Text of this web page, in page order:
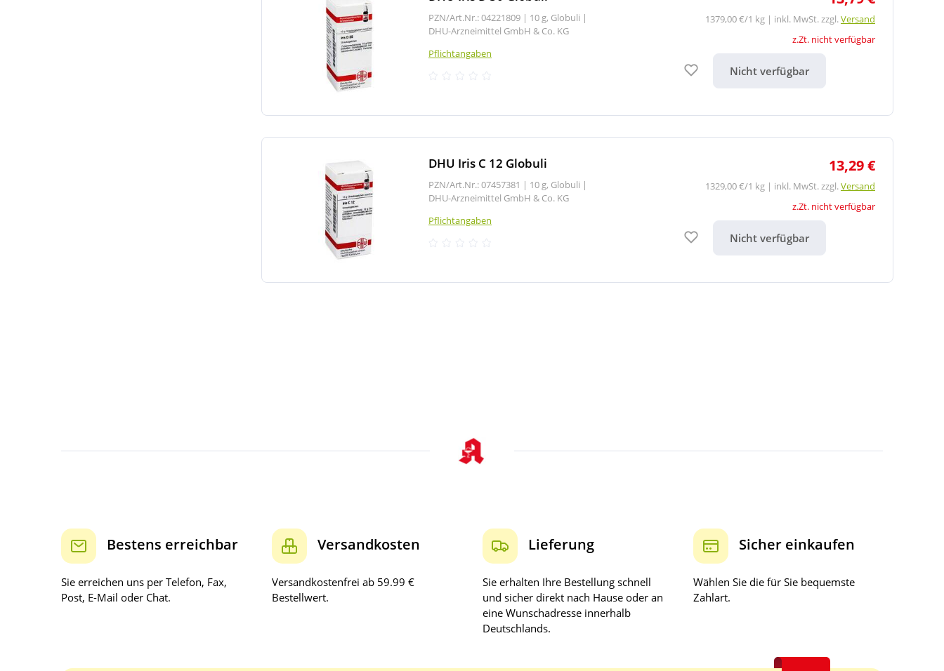
PZN/Art.Nr.: 04221809 | 10 g, Globuli |
DHU-Arzneimittel GmbH & Co. KG
Pflichtangaben
1379,00 €/1 kg | inkl. MwSt. zzgl.Versand
z.Zt. nicht verfügbar
Auf den Merkzettel
Nicht verfügbar
DHU Iris C 12 Globuli
PZN/Art.Nr.: 07457381 | 10 g, Globuli |
DHU-Arzneimittel GmbH & Co. KG
Pflichtangaben
13,29 €
1329,00 €/1 kg | inkl. MwSt. zzgl.Versand
z.Zt. nicht verfügbar
Auf den Merkzettel
Nicht verfügbar
Bestens erreichbar
Sie erreichen uns per Telefon, Fax,
Post, E-Mail oder Chat.
Versandkosten
Versandkostenfrei ab 59.99 €
Bestellwert.
Lieferung
Sie erhalten Ihre Bestellung schnell
und sicher direkt nach Hause oder an
eine Wunschadresse innerhalb
Deutschlands.
Sicher einkaufen
Wählen Sie die für Sie bequemste
Zahlart.